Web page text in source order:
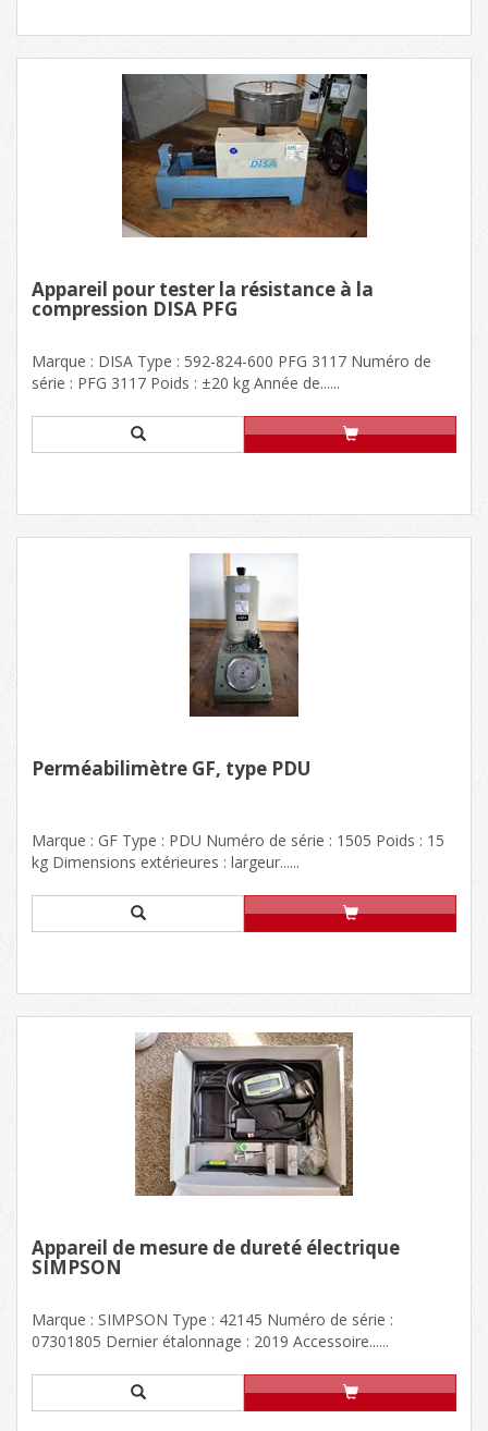
Appareil pour tester la résistance à la
compression DISA PFG
Marque : DISA Type : 592-824-600 PFG 3117 Numéro de
série : PFG 3117 Poids : ±20 kg Année de......
Perméabilimètre GF, type PDU
Marque : GF Type : PDU Numéro de série : 1505 Poids : 15
kg Dimensions extérieures : largeur......
Appareil de mesure de dureté électrique
SIMPSON
Marque : SIMPSON Type : 42145 Numéro de série :
07301805 Dernier étalonnage : 2019 Accessoire......